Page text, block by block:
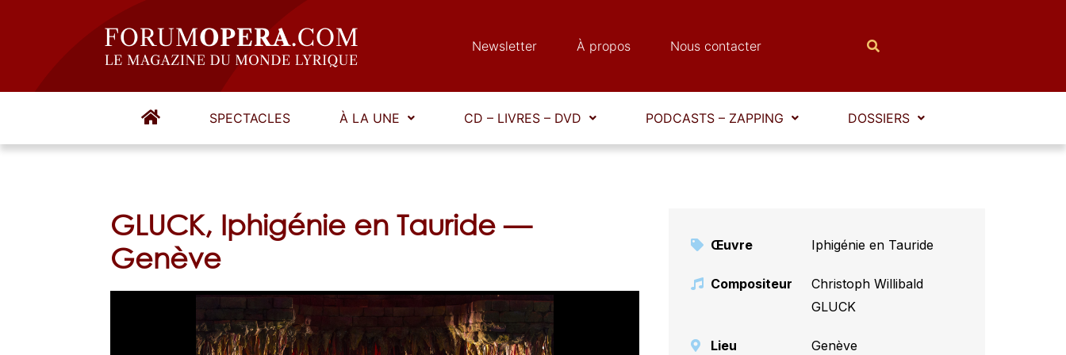
Newsletter À propos Nous contacter
SPECTACLES À LA UNE CD – LIVRES – DVD PODCASTS – ZAPPING DOSSIERS
GLUCK, Iphigénie en Tauride —
Genève
Œuvre Iphigénie en Tauride
Compositeur
Christoph Willibald
GLUCK
Lieu Genève